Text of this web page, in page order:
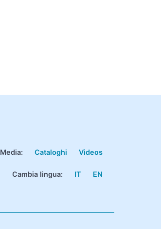
Media: Cataloghi Videos
Cambia lingua: IT EN